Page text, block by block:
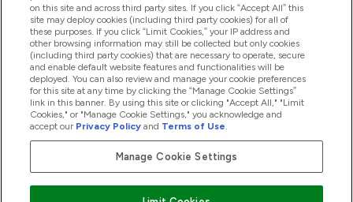
Εταιρικές Πληροφορίες
Εκπτώσεις & Ανταμοιβές
2026 The Hut.com Ltd
on this site and across third party sites. If you click “Accept All” this
site may deploy cookies (including third party cookies) for all of
these purposes. If you click “Limit Cookies,” your IP address and
other browsing information may still be collected but only cookies
(including third party cookies) that are necessary to operate, secure
and enable default website features and functionalities will be
deployed. You can also review and manage your cookie preferences
for this site at any time by clicking the “Manage Cookie Settings”
link in this banner. By using this site or clicking "Accept All," "Limit
Cookies," or "Manage Cookie Settings," you acknowledge and
accept our Privacy Policy and Terms of Use.
Manage Cookie Settings